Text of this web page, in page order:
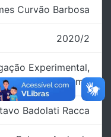
Curvão Barbosa
2020/2
Experimental,
- Urbanismo
Badolati Racca